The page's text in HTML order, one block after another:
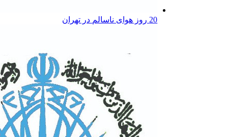
20 روز هوای ناسالم در تهران